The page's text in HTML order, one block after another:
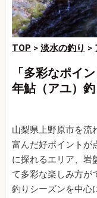
TOP > 淡水の釣り >
「多彩なポイ
年鮎（アユ）
山梨県上野原市を流
富んだ好ポイントが
に探れるエリア、岩
て多彩な楽しみ方が
釣りシーズンを中心